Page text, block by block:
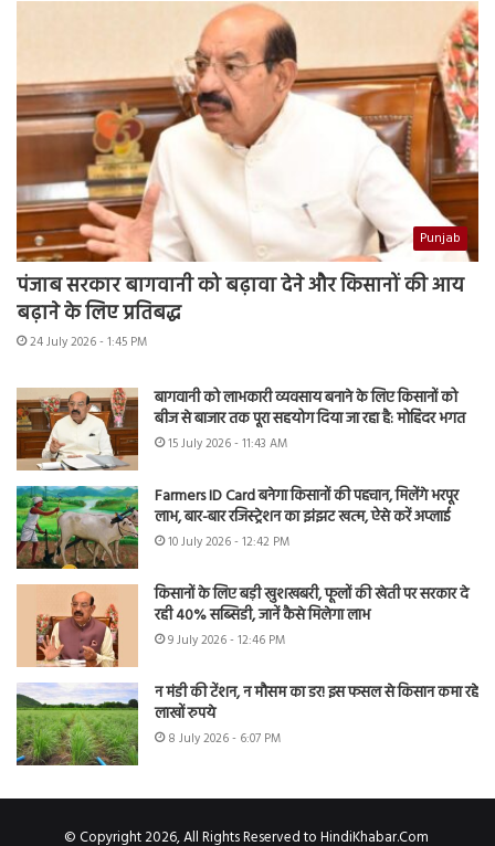
Punjab
पंजाब सरकार बागवानी को बढ़ावा देने और किसानों की आय
बढ़ाने के लिए प्रतिबद्ध
24 July 2026 - 1:45 PM
बागवानी को लाभकारी व्यवसाय बनाने के लिए किसानों को
बीज से बाजार तक पूरा सहयोग दिया जा रहा है: मोहिंदर भगत
15 July 2026 - 11:43 AM
Farmers ID Card बनेगा किसानों की पहचान, मिलेंगे भरपूर
लाभ, बार-बार रजिस्ट्रेशन का झंझट खत्म, ऐसे करें अप्लाई
10 July 2026 - 12:42 PM
किसानों के लिए बड़ी खुशखबरी, फूलों की खेती पर सरकार दे
रही 40% सब्सिडी, जानें कैसे मिलेगा लाभ
9 July 2026 - 12:46 PM
न मंडी की टेंशन, न मौसम का डर! इस फसल से किसान कमा रहे
लाखों रुपये
8 July 2026 - 6:07 PM
© Copyright 2026, All Rights Reserved to HindiKhabar.Com